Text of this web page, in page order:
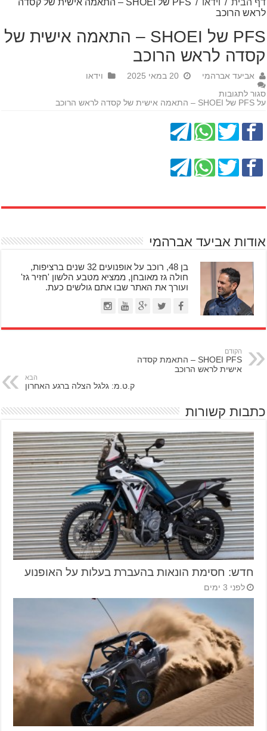
דף הבית / וידאו /
PFS של SHOEI – התאמה אישית של קסדה
לראש הרוכב
PFS של SHOEI – התאמה אישית של
קסדה לראש הרוכב
אביעד אברהמי 20 במאי 2025
וידאו
סגור לתגובות
על PFS של SHOEI – התאמה אישית של קסדה לראש הרוכב
אודות אביעד אברהמי
בן 48, רוכב על אופנועים 32 שנים ברציפות,
חולה גז מאובחן, ממציא מטבע הלשון 'חזיר גז'
ועורך את האתר שבו אתם גולשים כעת.
הקודם
SHOEI PFS – התאמת קסדה
אישית לראש הרוכב
הבא
ק.ט.מ: גלגל הצלה ברגע האחרון
כתבות קשורות
חדש: חסימת הונאות בהעברת בעלות על האופנוע
לפני 3 ימים